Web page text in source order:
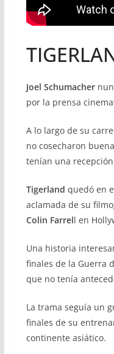
Joel Schumacher
por la prensa
A lo largo de su
no cosecharon
tenían una
Tigerland quedó en
aclamada de su
Colin Farrell en
Una historia
finales de la Guerra
que no tenía
La trama seguía un
finales de su
continente asiático.